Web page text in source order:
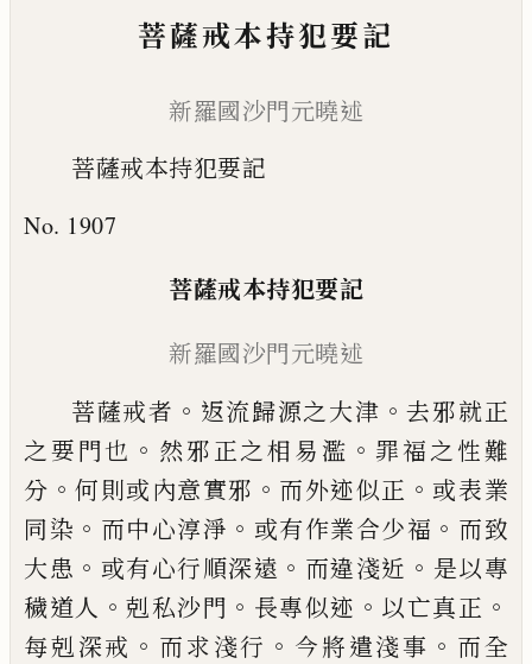
菩薩戒本持犯要記
新羅國沙門元曉述
菩薩戒本持犯要記
No. 1907
菩薩戒本持犯要記
新羅國沙門元曉述
菩薩戒者 。 返流歸源之大津 。去邪就正
之要門也 。 然邪正之相易濫 。 罪福之性難
分 。何則或內意實邪 。 而外迹似正 。 或表業
同染 。 而中心淳淨 。 或有作業合少福 。 而致
大患 。 或有心行順深遠 。 而違淺近 。 是以專
穢道人 。剋私沙門 。 長專似迹 。 以亡真正 。
每剋深戒 。 而求淺行 。 今將遣淺事 。 而全